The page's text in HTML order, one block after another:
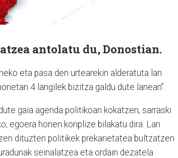
antolatu du, Donostian.
eta pasa den urtearekin alderatuta lan
4 langilek bizitza galdu dute lanean”.
gaia agenda politikoan kokatzen, sarraski
egoera honen konplize bilakatu dira. Lan
dituzten politikek prekarietatea bultzatzen
seinalatzea eta ordain dezatela